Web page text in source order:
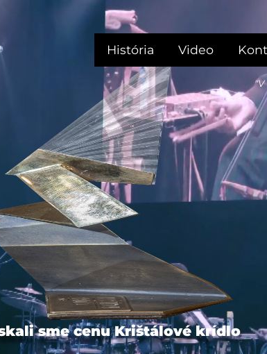
História Video
sme cenu Krištálové krídlo